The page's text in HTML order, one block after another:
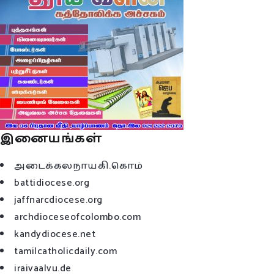
இனையங்கள்
அடைக்கலநாயகி.கொம்
battidiocese.org
jaffnarcdiocese.org
archdioceseofcolombo.com
kandydiocese.net
tamilcatholicdaily.com
iraivaalvu.de